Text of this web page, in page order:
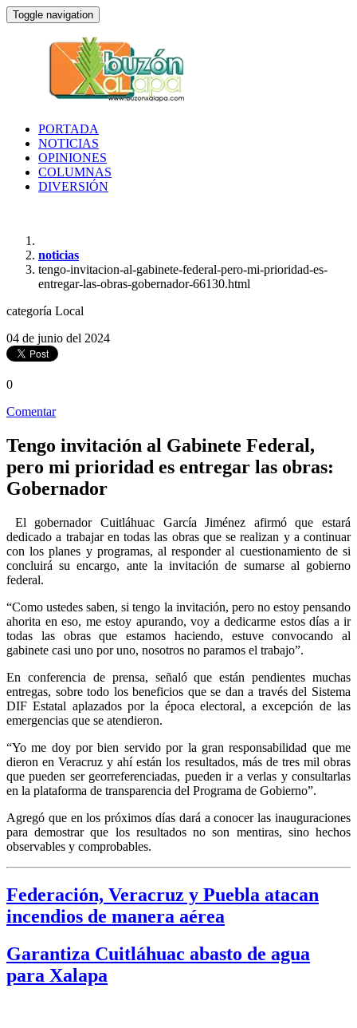
Toggle navigation
PORTADA
NOTICIAS
OPINIONES
COLUMNAS
DIVERSIÓN
noticias
tengo-invitacion-al-gabinete-federal-pero-mi-prioridad-es-
entregar-las-obras-gobernador-66130.html
categoría Local
04 de junio del 2024
0
Comentar
Tengo invitación al Gabinete Federal,
pero mi prioridad es entregar las obras:
Gobernador
El gobernador Cuitláhuac García Jiménez afirmó que estará
dedicado a trabajar en todas las obras que se realizan y a continuar
con los planes y programas, al responder al cuestionamiento de si
concluirá su encargo, ante la invitación de sumarse al gobierno
federal.
“Como ustedes saben, si tengo la invitación, pero no estoy pensando
ahorita en eso, me estoy apurando, voy a dedicarme estos días a ir
todas las obras que estamos haciendo, estuve convocando al
gabinete casi uno por uno, nosotros no paramos el trabajo”.
En conferencia de prensa, señaló que están pendientes muchas
entregas, sobre todo los beneficios que se dan a través del Sistema
DIF Estatal aplazados por la época electoral, a excepción de las
emergencias que se atendieron.
“Yo me doy por bien servido por la gran responsabilidad que me
dieron en Veracruz y ahí están los resultados, más de tres mil obras
que pueden ser georreferenciadas, pueden ir a verlas y consultarlas
en la plataforma de transparencia del Programa de Gobierno”.
Agregó que en los próximos días dará a conocer las inauguraciones
para demostrar que los resultados no son mentiras, sino hechos
observables y comprobables.
Federación, Veracruz y Puebla atacan
incendios de manera aérea
Garantiza Cuitláhuac abasto de agua
para Xalapa